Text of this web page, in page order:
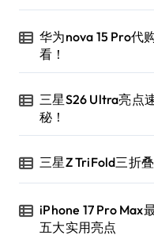
华为nova 15 Pro代
看！
三星S26 Ultra亮点
秘！
三星Z TriFold三折
iPhone 17 Pro Max
五大实用亮点